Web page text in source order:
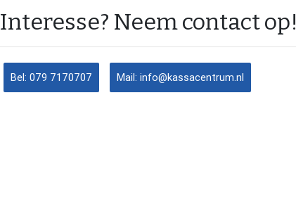
Interesse? Neem contact op!
Bel: 079 7170707 Mail: info@kassacentrum.nl